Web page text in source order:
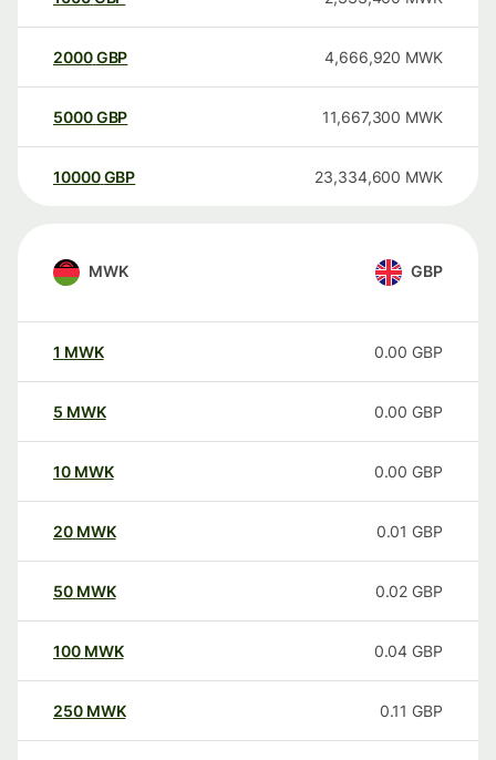
2000GBP 4,666,920 MWK
5000GBP 11,667,300 MWK
10000 GBP 23,334,600 MWK
MWK GBP
1 MWK 0.00 GBP
5 MWK 0.00 GBP
10 MWK 0.00 GBP
20 MWK 0.01 GBP
50 MWK 0.02 GBP
100 MWK 0.04 GBP
250 MWK 0.11 GBP